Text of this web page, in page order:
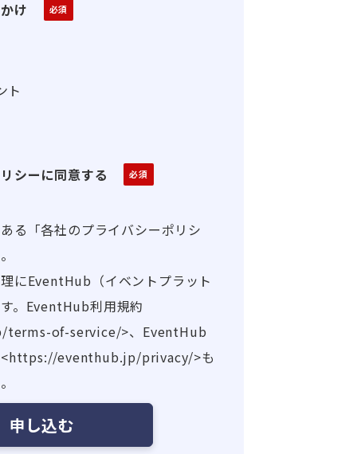
け
ト
シーに同意する
る「各社のプライバシーポリシ
にEventHub（イベントプラット
。EventHub利用規約
of-service/>、EventHub
<https://eventhub.jp/privacy/>も